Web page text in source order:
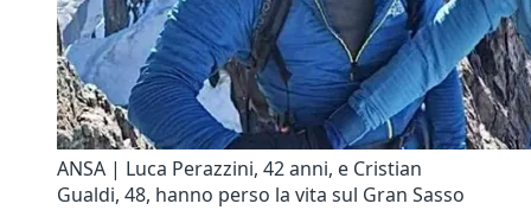
ANSA | Luca Perazzini, 42 anni, e Cristian
Gualdi, 48, hanno perso la vita sul Gran Sasso